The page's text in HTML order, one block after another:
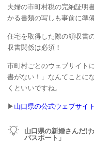
夫婦の市町村税の完納証明
かる書類の写しも事前に準
住宅を取得した際の領収書
収書関係は必須！
市町村ごとのウェブサイト
書がない！」なんてことに
くといいですね。
▶ 山口県の公式ウェブサイト
山口県の新婚さんだ
パスポート」